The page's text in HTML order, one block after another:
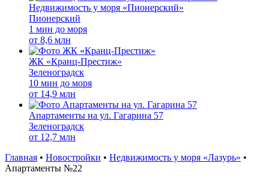
Недвижимость у моря «Пионерский»
Пионерский
1 мин до моря
от 8,6 млн
ЖК «Кранц-Престиж»
Зеленоградск
10 мин до моря
от 14,9 млн
Апартаменты на ул. Гагарина 57
Зеленоградск
от 12,7 млн
Главная • Новостройки • Недвижимость у моря «Лазурь» •
Апартаменты №22